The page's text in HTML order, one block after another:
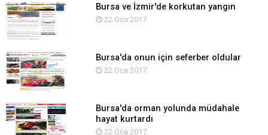
Bursa ve İzmir'de korkutan yangın
22 Oca 2017
Bursa'da onun için seferber oldular
22 Oca 2017
Bursa'da orman yolunda müdahale
hayat kurtardı
22 Oca 2017